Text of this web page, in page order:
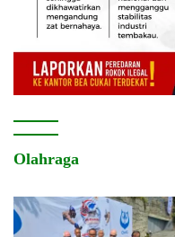
Olahraga